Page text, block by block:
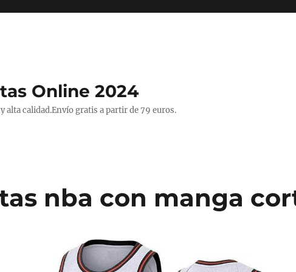
Online 2024
alta calidad.Envío gratis a partir de 79 euros.
nba con manga